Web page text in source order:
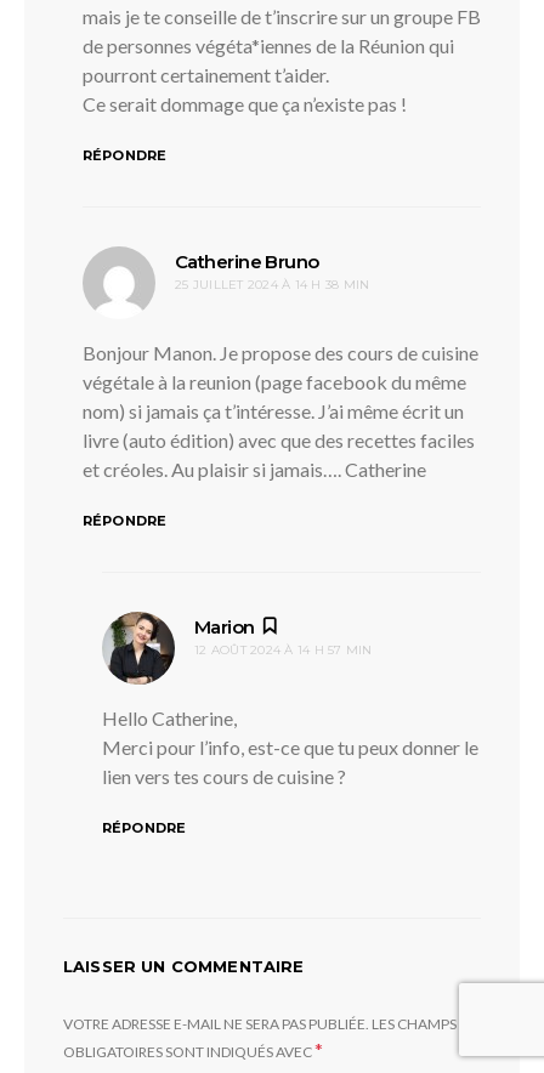
mais je te conseille de t’inscrire sur un groupe FB
de personnes végéta*iennes de la Réunion qui
pourront certainement t’aider.
Ce serait dommage que ça n’existe pas !
RÉPONDRE
Catherine Brunodit :
25 JUILLET 2024 À 14 H 38 MIN
Bonjour Manon. Je propose des cours de cuisine
végétale à la reunion (page facebook du même
nom) si jamais ça t’intéresse. J’ai même écrit un
livre (auto édition) avec que des recettes faciles
et créoles. Au plaisir si jamais…. Catherine
RÉPONDRE
Marion
12 AOÛT 2024 À 14 H 57 MIN
Hello Catherine,
Merci pour l’info, est-ce que tu peux donner le
lien vers tes cours de cuisine ?
RÉPONDRE
LAISSER UN COMMENTAIRE
VOTRE ADRESSE E-MAIL NE SERA PAS PUBLIÉE. LES CHAMPS
OBLIGATOIRES SONT INDIQUÉS AVEC*